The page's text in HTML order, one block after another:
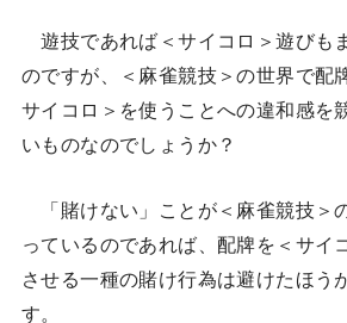
遊技であれば＜サイコロ＞遊びも
のですが、＜麻雀競技＞の世界で配
サイコロ＞を使うことへの違和感を
いものなのでしょうか？
「賭けない」ことが＜麻雀競技＞
っているのであれば、配牌を＜サイ
させる一種の賭け行為は避けたほう
す。